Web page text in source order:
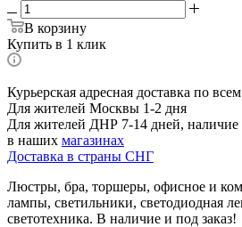
В корзину
Купить в 1 клик
Курьерская адресная доставка по
Для жителей Москвы 1-2 дня
Для жителей ДНР 7-14 дней, наличие
в наших магазинах
Доставка в страны СНГ
Люстры, бра, торшеры, офисное и
лампы, светильники, светодиодная
светотехника. В наличие и под заказ!